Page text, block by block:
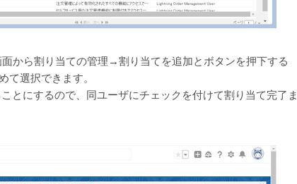
から割り当ての管理→割り当てを追加とボタンを押下する
て選択できます。
とにするので、同ユーザにチェックを付けて割り当て完了ま